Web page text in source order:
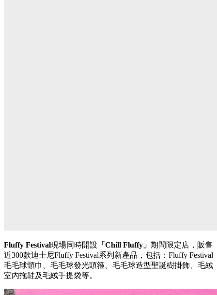
Fluffy Festival現場同時開設 「Chill Fluffy」 期間限定店，販售
近300款迪士尼Fluffy Festival系列新產品，包括：Fluffy Festival
毛毛球頸巾、毛毛球發光頭箍、毛毛球造型聖誕樹掛飾、毛絨
室內拖鞋及毛絨手提袋等。